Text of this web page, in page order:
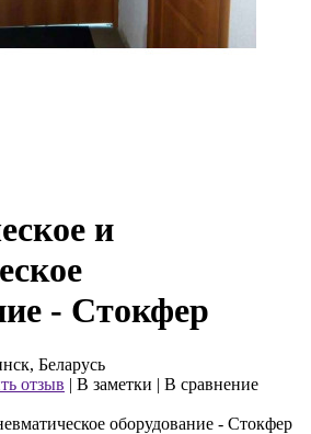
и
- Стокфер
Беларусь
отзыв | В заметки | В сравнение